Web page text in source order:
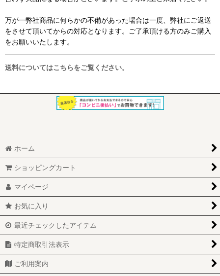
万が一弊社商品に何らかの不備があった場合は一度、弊社にご返送
をさせて頂いてからの対応となります。ご了承頂ける方のみご購入
をお願いいたします。
送料についてはこちらをご覧ください。
ホーム
ショッピングカート
マイページ
お気に入り
最近チェックしたアイテム
特定商取引法表示
ご利用案内